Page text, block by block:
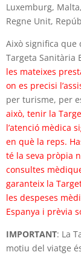
Luxemburg,
Regne Unit,
Això significa que
Targeta Sanitària
les mateixes
on es precisi
per turisme, per
això, tenir la
l’atenció mèdica
en què la reps.
té la seva pròpia
consultes
garanteix la
les despeses
Espanya i prèvia
IMPORTANT: La
motiu del viatge